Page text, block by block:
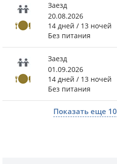
Заезд
20.08.2026
14 дней / 13 ночей
Без питания
Заезд
01.09.2026
14 дней / 13 ночей
Без питания
Показать еще 10